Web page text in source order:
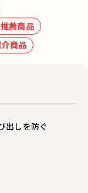
薦商品
商品
出しを防ぐ